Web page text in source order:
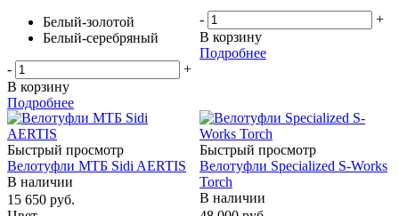
Белый-золотой
Белый-серебряный
-
+
В корзину
Подробнее
-
+
В корзину
Подробнее
Быстрый просмотр
Велотуфли МТБ Sidi AERTIS
В наличии
15 650 руб.
Быстрый просмотр
Велотуфли Specialized S-Works
Torch
В наличии